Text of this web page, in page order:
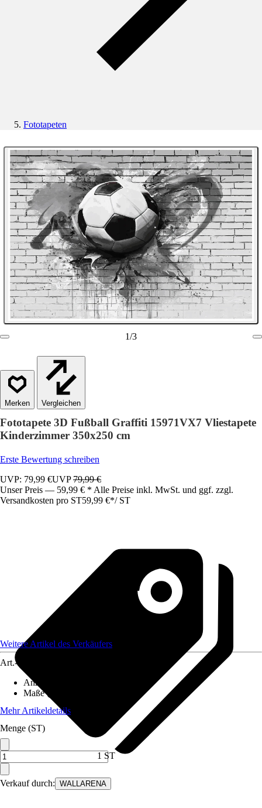
Fototapeten
1/3
Vergleichen
Fototapete 3D Fußball Graffiti 15971VX7 Vliestapete
Kinderzimmer 350x250 cm
Erste Bewertung schreiben
UVP: 79,99 €UVP79,99 €
Unser Preis — 59,99 € * Alle Preise inkl. MwSt. und ggf. zzgl.
Versandkosten pro ST59,99 €*/ ST
Verkauf durch: WALLARENA
Weitere Artikel des Verkäufers
Art.-Nr.
Anzahl der Teile
Maße (BxH)
Mehr Artikeldetails
Menge (ST)
1 ST